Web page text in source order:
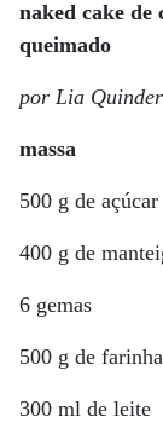
naked cake de
queimado
por Lia
massa
500 g de açúcar
400 g de
6 gemas
500 g de
300 ml de leite